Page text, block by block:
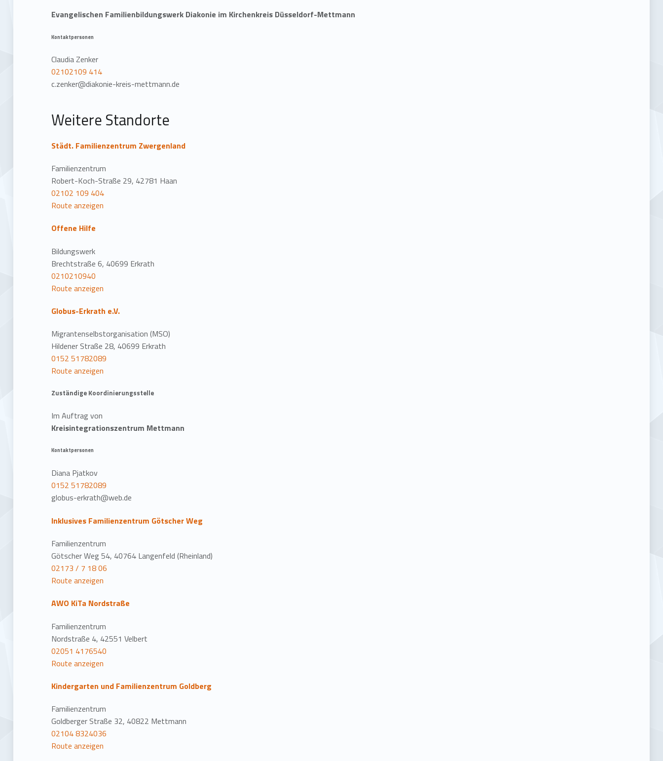
i
o
n
Evangelischen Familienbildungswerk Diakonie im Kirchenkreis Düsseldorf-Mettmann
Kontaktpersonen
Claudia Zenker
02102109 414
c.zenker@diakonie-kreis-mettmann.de
Weitere Standorte
Städt. Familienzentrum Zwergenland
Familienzentrum
Robert-Koch-Straße 29, 42781 Haan
02102 109 404
Route anzeigen
Offene Hilfe
Bildungswerk
Brechtstraße 6, 40699 Erkrath
0210210940
Route anzeigen
Globus-Erkrath e.V.
Migrantenselbstorganisation (MSO)
Hildener Straße 28, 40699 Erkrath
0152 51782089
Route anzeigen
Zuständige Koordinierungsstelle
Im Auftrag von
Kreisintegrationszentrum Mettmann
Kontaktpersonen
Diana Pjatkov
0152 51782089
globus-erkrath@web.de
Inklusives Familienzentrum Götscher Weg
Familienzentrum
Götscher Weg 54, 40764 Langenfeld (Rheinland)
02173 / 7 18 06
Route anzeigen
AWO KiTa Nordstraße
Familienzentrum
Nordstraße 4, 42551 Velbert
02051 4176540
Route anzeigen
Kindergarten und Familienzentrum Goldberg
Familienzentrum
Goldberger Straße 32, 40822 Mettmann
02104 8324036
Route anzeigen